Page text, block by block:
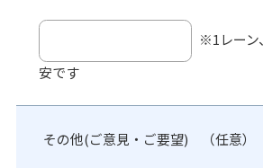
※1レーン
安です
その他(ご意見・ご要望) （任意）